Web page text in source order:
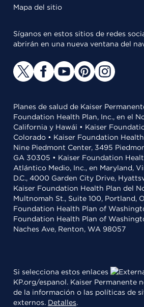
Mapa del sitio
Síganos en estos sitios de redes
abrirán en una nueva ventana del
Planes de salud de Kaiser
Foundation Health Plan, Inc., en el
California y Hawái • Kaiser
Colorado • Kaiser Foundation
Nine Piedmont Center, 3495
GA 30305 • Kaiser Foundation
Atlántico Medio, Inc., en Maryland,
D.C., 4000 Garden City Drive,
Kaiser Foundation Health Plan del
Multnomah St., Suite 100, Portland,
Foundation Health Plan of
Foundation Health Plan of
Naches Ave, Renton, WA 98057
Si selecciona estos enlaces
KP.org/espanol. Kaiser Permanente
de la información o las políticas de
externos. Detalles.